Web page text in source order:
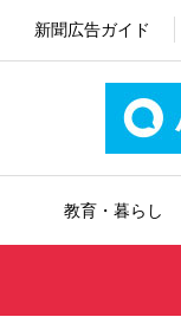
新聞広告ガイド
教育・暮らし